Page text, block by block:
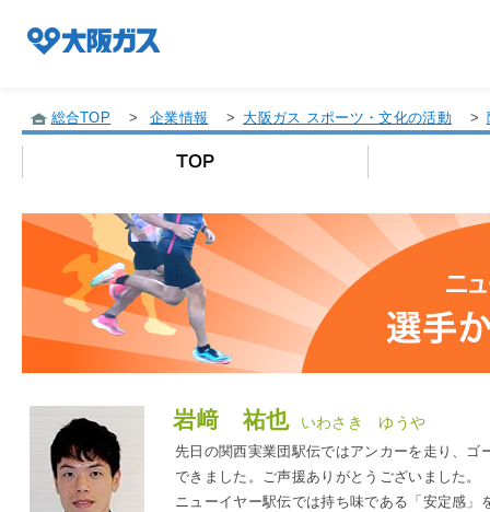
企業/グループについて
社会貢献
技術開発
サステナビリティ
総合TOP > 企業情報 > 大阪ガス スポーツ・文化の活動 >
岩﨑 祐也 いわさき ゆうや
先日の関西実業団駅伝ではアンカーを走り、ゴ
できました。ご声援ありがとうございました。
ニューイヤー駅伝では持ち味である「安定感」